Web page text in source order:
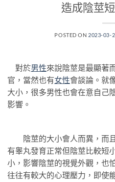
造成陰莖
POSTED ON 2023-03-
對於男性來說陰莖是最顯著
官，當然也有女性會談論。就
大小，很多男性也會在意自己
影響。
陰莖的大小會人而異，而
有睾丸發育正常但陰莖比較短
小，影響陰莖的視覺外觀，也
往往有較大的心理壓力，即使